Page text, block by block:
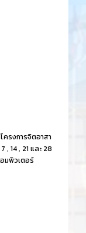
โครงการจิตอาสา
14 , 21 และ 28
มพิวเตอร์